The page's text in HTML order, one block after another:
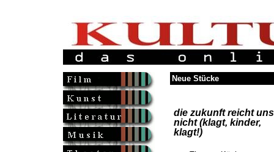
Neue Stücke
die zukunft reicht uns
nicht (klagt, kinder,
klagt!)